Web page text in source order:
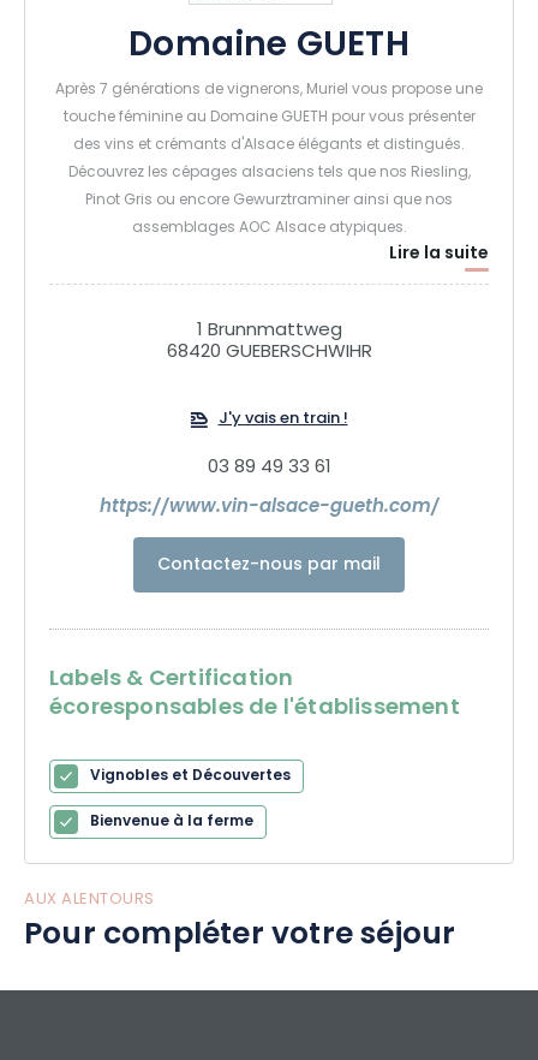
Domaine GUETH
Après 7 générations de vignerons, Muriel vous propose une
touche féminine au Domaine GUETH pour vous présenter
des vins et crémants d'Alsace élégants et distingués.
Découvrez les cépages alsaciens tels que nos Riesling,
Pinot Gris ou encore Gewurztraminer ainsi que nos
assemblages AOC Alsace atypiques.
Lire la suite
1 Brunnmattweg
68420 GUEBERSCHWIHR
J'y vais en train !
03 89 49 33 61
https://www.vin-alsace-gueth.com/
Contactez-nous par mail
Labels & Certification
écoresponsables de l'établissement
Vignobles et Découvertes
Bienvenue à la ferme
AUX ALENTOURS
Pour compléter votre séjour